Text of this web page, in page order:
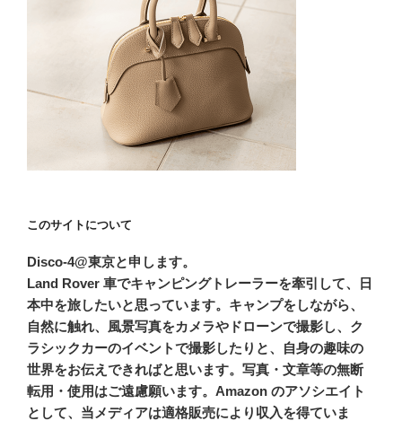
このサイトについて
Disco-4@東京と申します。
Land Rover 車でキャンピングトレーラーを牽引して、日
本中を旅したいと思っています。キャンプをしながら、
自然に触れ、風景写真をカメラやドローンで撮影し、ク
ラシックカーのイベントで撮影したりと、自身の趣味の
世界をお伝えできればと思います。写真・文章等の無断
転用・使用はご遠慮願います。Amazon のアソシエイト
として、当メディアは適格販売により収入を得ていま